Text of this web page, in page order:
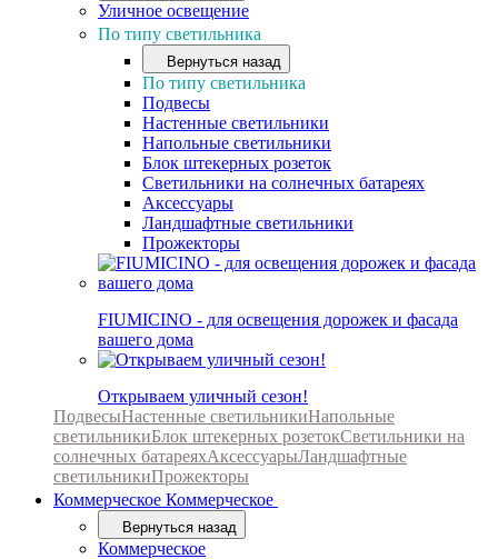
Уличное освещение
По типу светильника
Вернуться назад
По типу светильника
Подвесы
Настенные светильники
Напольные светильники
Блок штекерных розеток
Светильники на солнечных батареях
Аксессуары
Ландшафтные светильники
Прожекторы
FIUMICINO - для освещения дорожек и фасада
вашего дома
Открываем уличный сезон!
ПодвесыНастенные светильникиНапольные
светильникиБлок штекерных розетокСветильники на
солнечных батареяхАксессуарыЛандшафтные
светильникиПрожекторы
Коммерческое Коммерческое
Вернуться назад
Коммерческое